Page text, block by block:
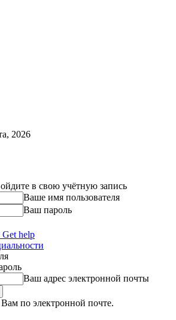
2026
в свою учётную запись
Ваше имя пользователя
Ваш пароль
Get help
Ваш адрес электронной почты
по электронной почте.